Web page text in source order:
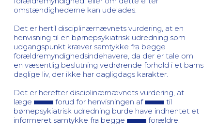
omstændighederne kan udelades.
Det er hertil disciplinærnævnets vurdering, at en
henvisning til en børnepsykiatrisk udredning som
udgangspunkt kræver samtykke fra begge
forældremyndighedsindehavere, da der er tale om
en væsentlig beslutning vedrørende forhold i et barns
daglige liv, der ikke har dagligdags karakter.
Det er herefter disciplinærnævnets vurdering, at
læge
forud for henvisningen af
til
børnepsykiatrisk udredning burde have indhentet et
informeret samtykke fra begge
forældre.